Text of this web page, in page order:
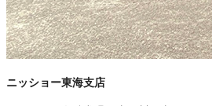
ニッショー東海支店